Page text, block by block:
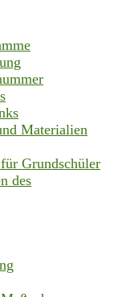
Materialien
Grundschüler
des